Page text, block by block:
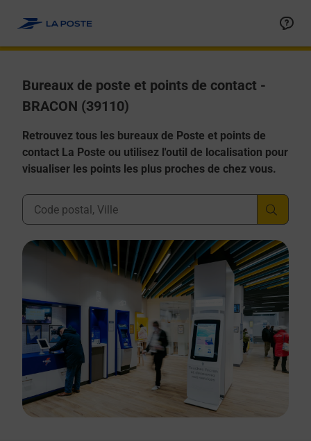
Bureaux de poste et points de contact -
BRACON (39110)
Retrouvez tous les bureaux de Poste et points de
contact La Poste ou utilisez l'outil de localisation pour
visualiser les points les plus proches de chez vous.
Ville, Département, Code Postal